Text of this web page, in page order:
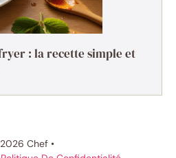
: la recette simple et
Chef •